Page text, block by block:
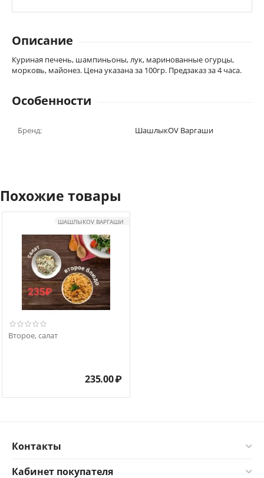
Описание
Куриная печень, шампиньоны, лук, маринованные огурцы,
морковь, майонез. Цена указана за 100гр. Предзаказ за 4 часа.
Особенности
Бренд: ШашлыкOV Варгаши
Похожие товары
ШАШЛЫКOV ВАРГАШИ
Второе, салат
235.00₽
Контакты
Кабинет покупателя